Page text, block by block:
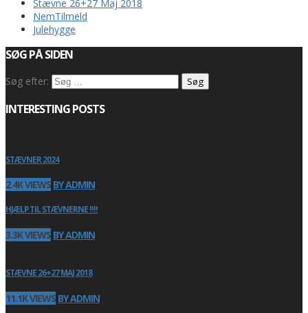
Stævne 26+27 Maj 2018
NemTilmeld
Julehygge
SØG PÅ SIDEN
Søg efter:
INTERESTING POSTS
STÆVNER 2024
2.4K VIEWS BY ADMIN
HJÆLP TIL STÆVNERNE !!!!
3.3K VIEWS BY ADMIN
STÆVNE 26+27 MAJ 2018
11.1K VIEWS BY ADMIN